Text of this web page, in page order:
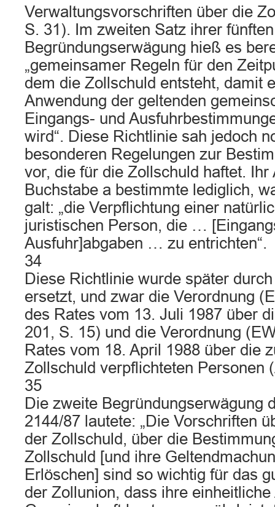
Verwaltungsvorschriften über die
S. 31). Im zweiten Satz ihrer fünften
Begründungserwägung hieß es
„gemeinsamer Regeln für den
dem die Zollschuld entsteht, damit
Anwendung der geltenden
Eingangs- und
wird“. Diese Richtlinie sah jedoch
besonderen Regelungen zur
vor, die für die Zollschuld haftet. Ihr
Buchstabe a bestimmte lediglich,
galt: „die Verpflichtung einer
juristischen Person, die …
Ausfuhr]abgaben … zu entrichten“.
34
Diese Richtlinie wurde später
ersetzt, und zwar die Verordnung
des Rates vom 13. Juli 1987 über
201, S. 15) und die Verordnung
Rates vom 18. April 1988 über die
Zollschuld verpflichteten Personen
35
Die zweite Begründungserwägung
2144/87 lautete: „Die Vorschriften
der Zollschuld, über die
Zollschuld [und ihre
Erlöschen] sind so wichtig für das
der Zollunion, dass ihre